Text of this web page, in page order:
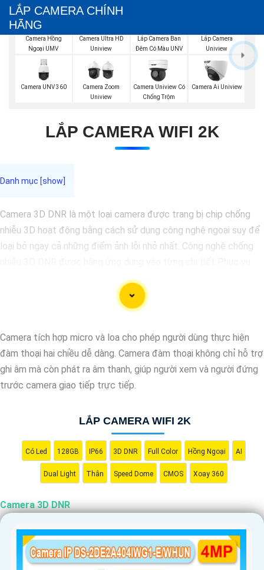
LẮP CAMERA CHÍNH
HÃNG
Camera Hồng
Ngoại UMV
Camera Ultra HD
Uniview
Lắp Camera Ban
Đêm Có Màu UNV
Lắp Camera
Uniview
Camera UNV 360
Camera Zoom
Uniview
Camera Uniview Có
Chống Trộm
Camera Ai Uniview
LẮP CAMERA WIFI 2K
Camera 3D DNR là một loại camera được trang bị chip chống
nhiễu 3D hoạt động bằng cách sử dụng công nghệ ngoại suy để
loại bỏ ngay cả những điểm ảnh lỗi nhỏ nhất. Công nghệ chống
cho hình ảnh của camera trở nên sắc nét, rõ ràng và không bị ảnh
Với tính năng chống nhiễu 3D DNR camera sẽ giúp bạn quan sát
sáng yếu hoặc độ nhiễu cao. Với Những Trang bị cao cấp làm
cho việc giám sát, quan sát trở nên dễ dàng và chính xác hơn.
'
Camera tích hợp micro và loa cho phép người dùng thực hiện
đàm thoại hai chiều dễ dàng. Camera đàm thoại không chỉ hỗ trợ
ghi âm mà còn phát ra âm thanh, giúp người xem và người đứng
trước camera giao tiếp trực tiếp.
LẮP CAMERA WIFI 2K
Có Led 128GB IP66 3D DNR Full Color Hồng Ngoại AI
Dual Light Thân Speed Dome CMOS Xoay 360
Camera 3D DNR